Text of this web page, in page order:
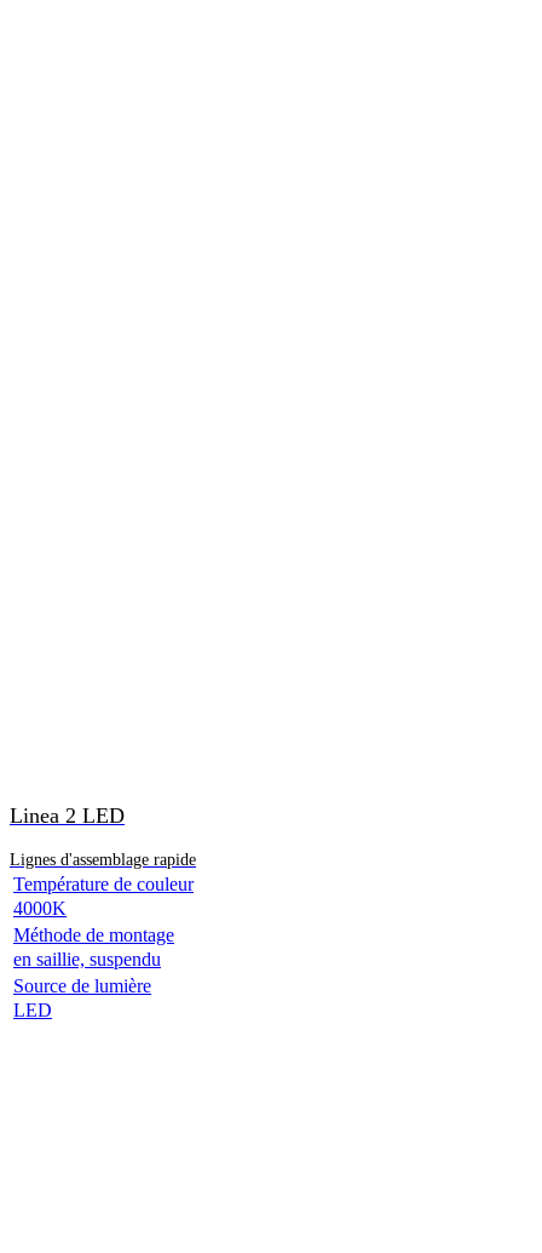
Linea 2 LED
Lignes d'assemblage rapide
Température de couleur
4000K
Méthode de montage
en saillie, suspendu
Source de lumière
LED